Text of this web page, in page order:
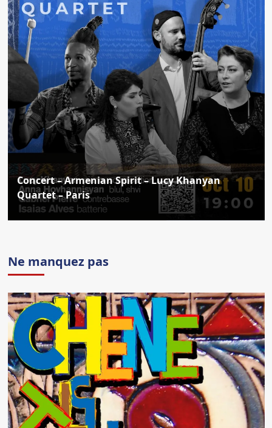
Concert – Armenian Spirit – Lucy Khanyan
Quartet – Paris
Ne manquez pas